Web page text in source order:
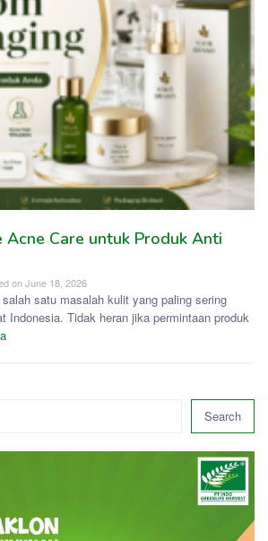
Acne Care untuk Produk Anti
onJune 18, 2026
satu masalah kulit yang paling sering
Indonesia. Tidak heran jika permintaan produk
Search